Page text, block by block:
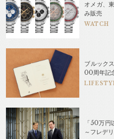
オメガ、
み販売
WATCH
ブルック
00周年記
「50万円
～フレデ